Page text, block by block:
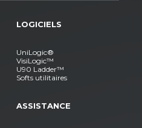
LOGICIELS
UniLogic®
VisiLogic™
U90 Ladder™
Softs utilitaires
ASSISTANCE